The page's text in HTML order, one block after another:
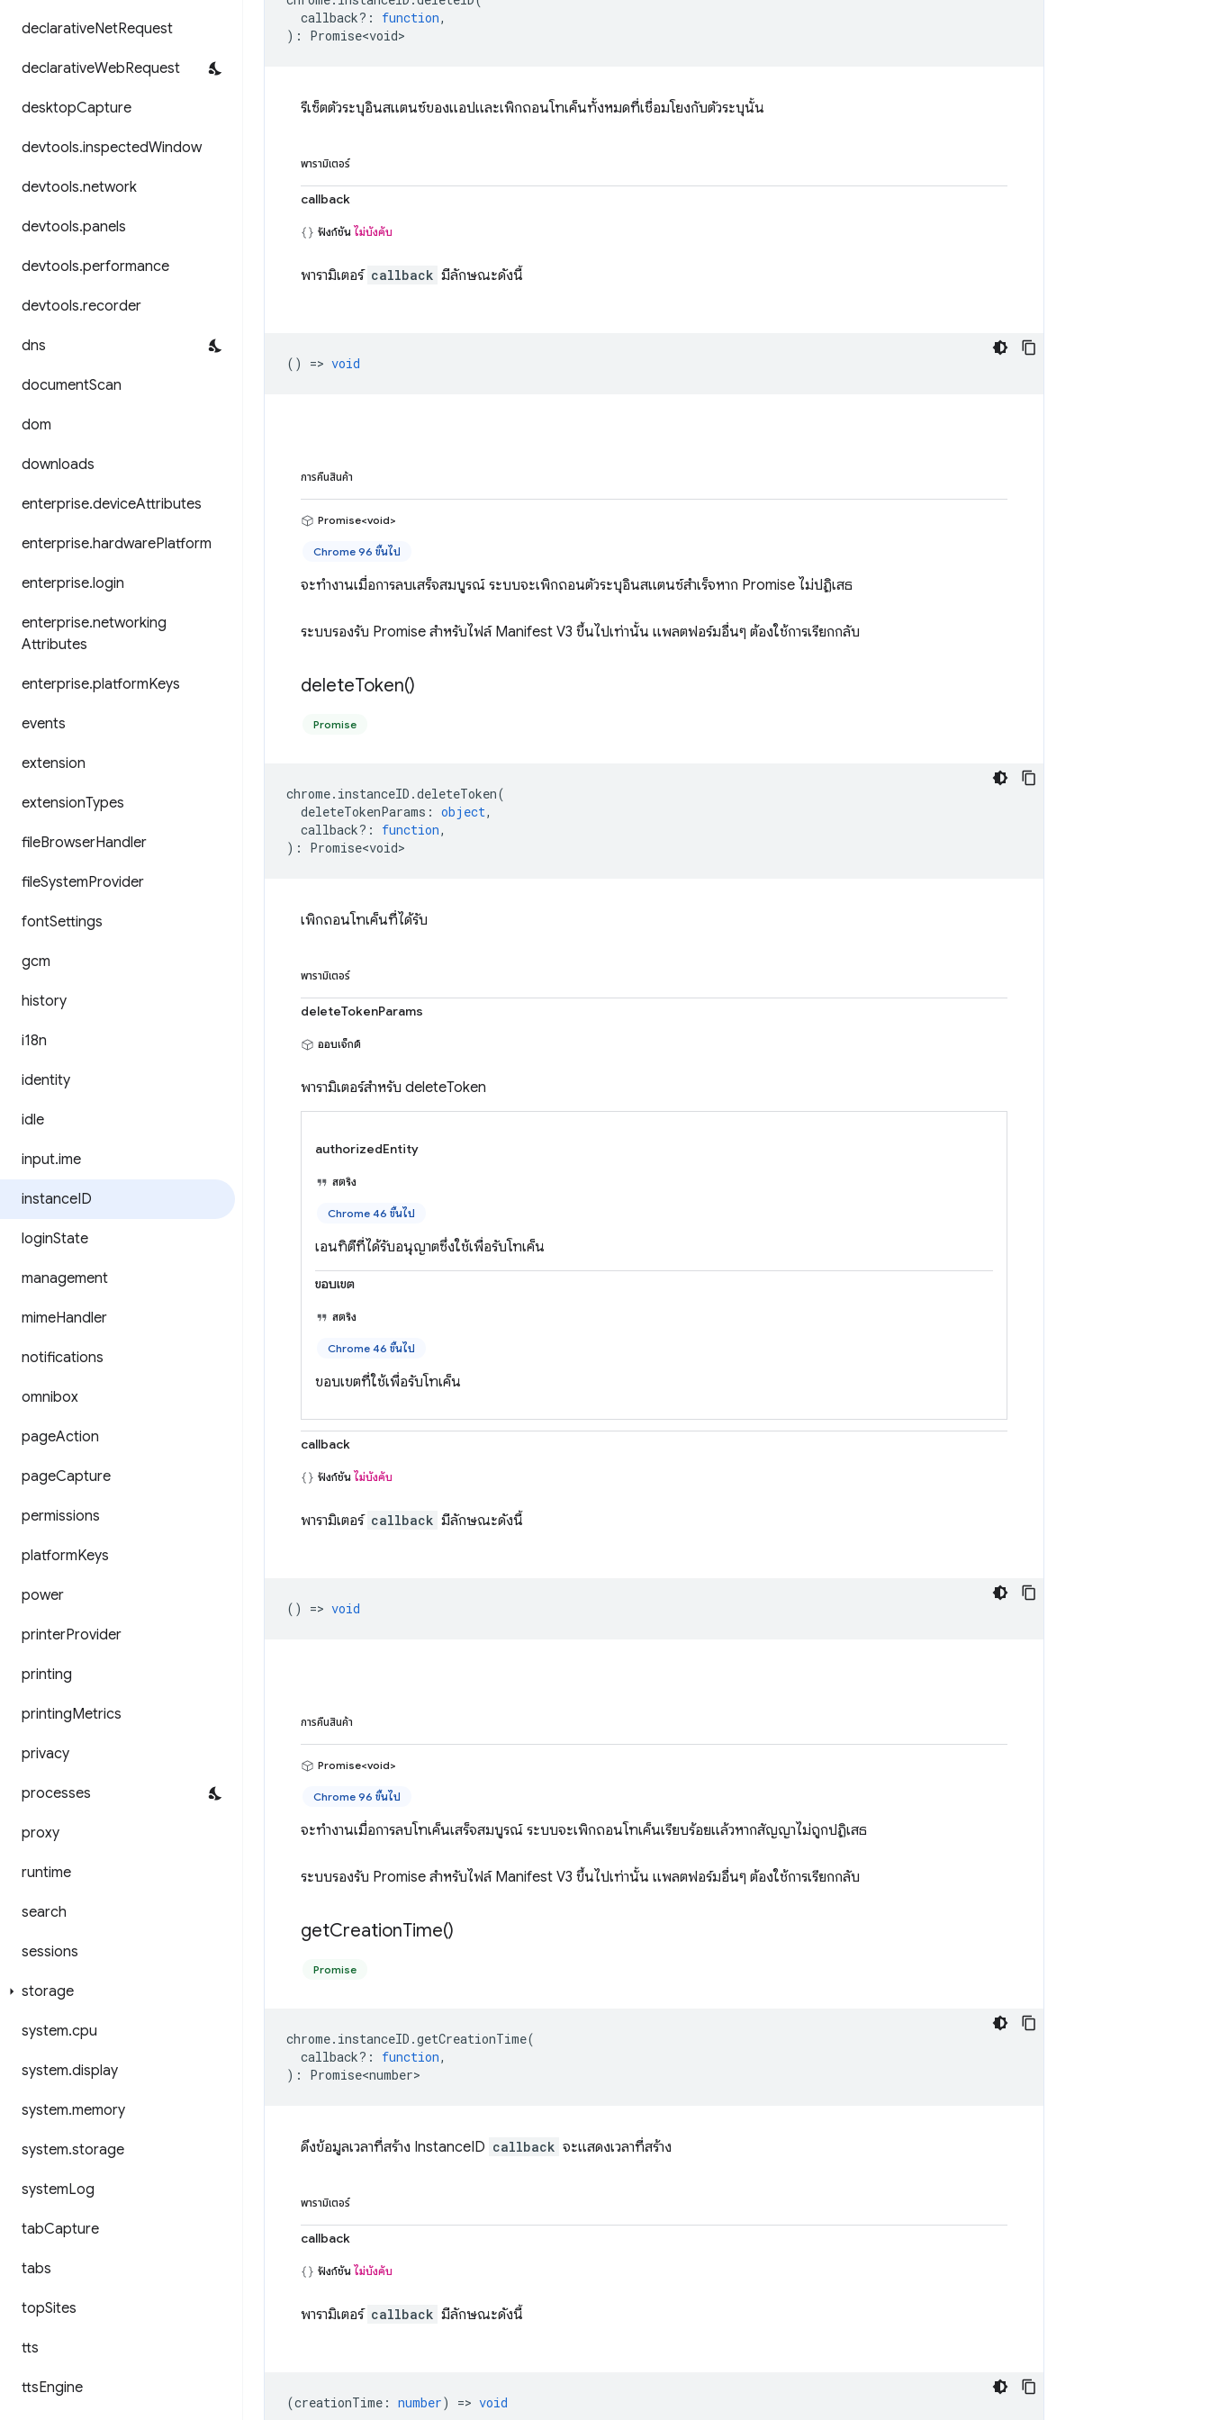
declarativeNetRequest
declarativeWebRequest
desktopCapture
devtools.inspectedWindow
devtools.network
devtools.panels
devtools.performance
devtools.recorder
dns
documentScan
dom
downloads
enterprise.deviceAttributes
enterprise.hardwarePlatform
enterprise.login
enterprise.networking
Attributes
enterprise.platformKeys
events
extension
extensionTypes
fileBrowserHandler
fileSystemProvider
fontSettings
gcm
history
i18n
identity
idle
input.ime
instanceID
loginState
management
mimeHandler
notifications
omnibox
pageAction
pageCapture
permissions
platformKeys
power
printerProvider
printing
printingMetrics
privacy
processes
proxy
runtime
search
sessions
storage
system.cpu
system.display
system.memory
system.storage
systemLog
tabCapture
tabs
topSites
tts
ttsEngine
callback? : function,
) : Promise<void>
รีเซ็ตตัวระบุอินสแตนซ์ของแอปและเพิกถอนโทเค็นทั้งหมดที่เชื่อมโยงกับตัวระบุนั้น
พารามิเตอร์
callback
ฟังก์ชัน ไม่บังคับ
พารามิเตอร์ callback มีลักษณะดังนี้
() => void
การคืนสินค้า
Promise<void>
Chrome 96 ขึ้นไป
จะทำงานเมื่อการลบเสร็จสมบูรณ์ ระบบจะเพิกถอนตัวระบุอินสแตนซ์สำเร็จหาก Promise ไม่ปฏิเสธ
ระบบรองรับ Promise สำหรับไฟล์ Manifest V3 ขึ้นไปเท่านั้น แพลตฟอร์มอื่นๆ ต้องใช้การเรียกกลับ
deleteToken()
Promise
chrome. instanceID .deleteToken(
deleteTokenParams : object,
callback? : function,
) : Promise<void>
เพิกถอนโทเค็นที่ได้รับ
พารามิเตอร์
deleteTokenParams
ออบเจ็กต์
พารามิเตอร์สำหรับ deleteToken
authorizedEntity
สตริง
Chrome 46 ขึ้นไป
เอนทิตีที่ได้รับอนุญาตซึ่งใช้เพื่อรับโทเค็น
ขอบเขต
สตริง
Chrome 46 ขึ้นไป
ขอบเขตที่ใช้เพื่อรับโทเค็น
callback
ฟังก์ชัน ไม่บังคับ
พารามิเตอร์ callback มีลักษณะดังนี้
() => void
การคืนสินค้า
Promise<void>
Chrome 96 ขึ้นไป
จะทำงานเมื่อการลบโทเค็นเสร็จสมบูรณ์ ระบบจะเพิกถอนโทเค็นเรียบร้อยแล้วหากสัญญาไม่ถูกปฏิเสธ
ระบบรองรับ Promise สำหรับไฟล์ Manifest V3 ขึ้นไปเท่านั้น แพลตฟอร์มอื่นๆ ต้องใช้การเรียกกลับ
getCreationTime()
Promise
chrome. instanceID .getCreationTime(
callback? : function,
) : Promise<number>
ดึงข้อมูลเวลาที่สร้าง InstanceID callback จะแสดงเวลาที่สร้าง
พารามิเตอร์
callback
ฟังก์ชัน ไม่บังคับ
พารามิเตอร์ callback มีลักษณะดังนี้
(creationTime : number) => void